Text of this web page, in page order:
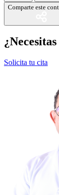
Comparte este
Solicita tu cita